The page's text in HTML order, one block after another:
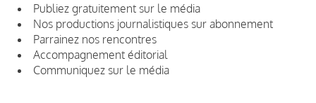
Publiez gratuitement sur le média
Nos productions journalistiques sur abonnement
Parrainez nos rencontres
Accompagnement éditorial
Communiquez sur le média